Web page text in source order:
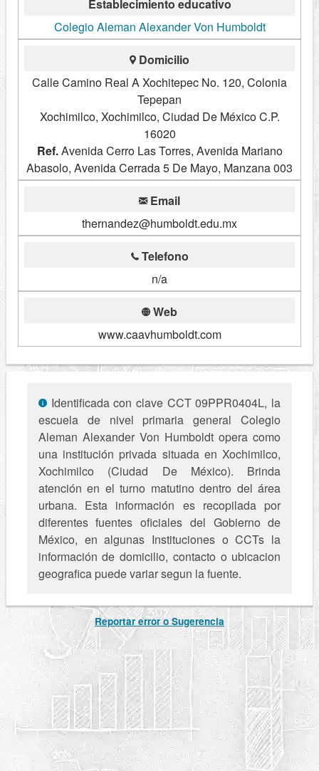
Establecimiento educativo
Colegio Aleman Alexander Von Humboldt
Domicilio
Calle Camino Real A Xochitepec No. 120, Colonia
Tepepan
Xochimilco, Xochimilco, Ciudad De México C.P.
16020
Ref.Avenida Cerro Las Torres, Avenida Mariano
Abasolo, Avenida Cerrada 5 De Mayo, Manzana 003
Email
thernandez@humboldt.edu.mx
Telefono
n/a
Web
www.caavhumboldt.com
Identificada con clave CCT 09PPR0404L, la
escuela de nivel primaria general Colegio
Aleman Alexander Von Humboldt opera como
una institución privada situada en Xochimilco,
Xochimilco (Ciudad De México). Brinda
atención en el turno matutino dentro del área
urbana. Esta información es recopilada por
diferentes fuentes oficiales del Gobierno de
México, en algunas Instituciones o CCTs la
información de domicilio, contacto o ubicacion
geografica puede variar segun la fuente.
Reportar error o Sugerencia